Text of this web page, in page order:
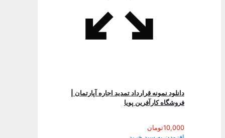
دانلود نمونه قرارداد تمدید اجاره آپارتمان |
فروشگاه کارآفرین پویا
10,000تومان